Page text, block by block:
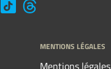
MENTIONS LÉGALES
Mentions légales